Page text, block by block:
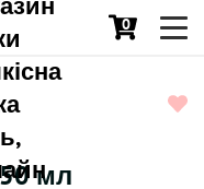
0
50 мл